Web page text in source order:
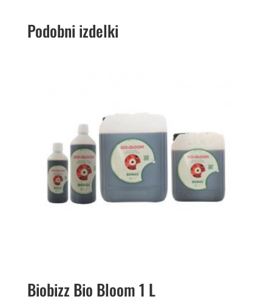
Podobni izdelki
Biobizz Bio Bloom 1 L